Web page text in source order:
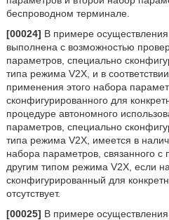
беспроводном терминале.
[00024] В примере
выполнена с возможностью
параметров, специально
типа режима V2X, и в
применения этого набора
сконфигурированного для
процедуре автономного
параметров, специально
типа режима V2X, имеется в
набора параметров, связанного
другим типом режима V2X, если
сконфигурированный для
отсутствует.
[00025] В примере